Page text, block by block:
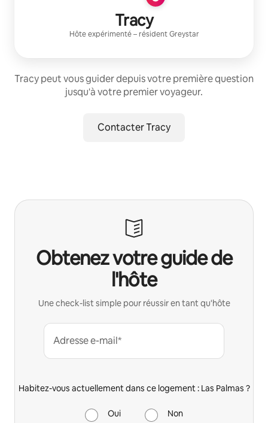
Tracy
Hôte expérimenté– résidentGreystar
Tracy peut vous guider depuis votre première question
jusqu'à votre premier voyageur.
Contacter Tracy
Obtenez votre guide de
l'hôte
Une check-list simple pour réussir en tant qu'hôte
Adresse e-mail*
Habitez-vous actuellement dans ce logement : Las Palmas ?
Oui Non